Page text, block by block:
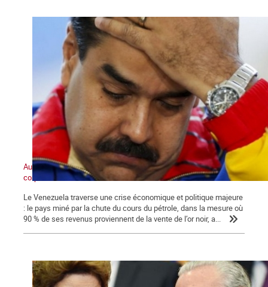
Au cœur du marasme, un pôle anticapitaliste de masse prend
corps
Le Venezuela traverse une crise économique et politique majeure
: le pays miné par la chute du cours du pétrole, dans la mesure où
90 % de ses revenus proviennent de la vente de l’or noir, a...